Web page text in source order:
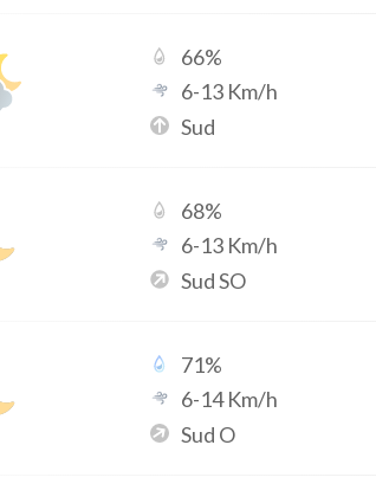
66%
6-13 Km/h
Sud
68%
6-13 Km/h
Sud SO
71%
6-14Km/h
Sud O